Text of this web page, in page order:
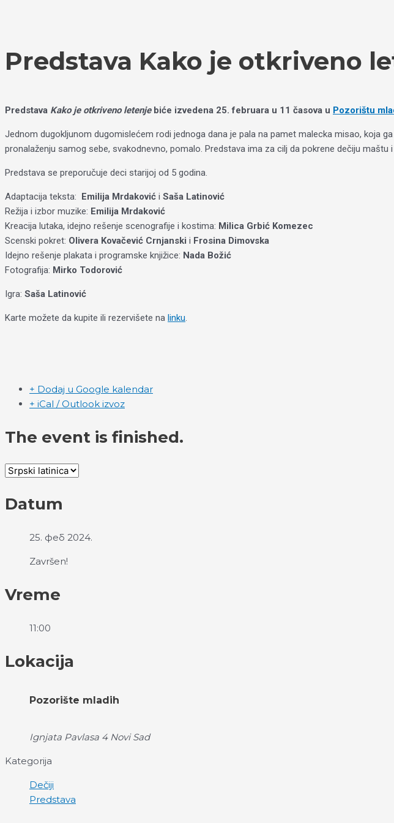
Predstava Kako je otkriveno
Predstava Kako je otkriveno letenjebiće izvedena 25. februara u 11 časova u Pozorištu
Jednom dugokljunom dugomislećem rodi jednoga dana je pala na pamet malecka misao, koja
pronalaženju samog sebe, svakodnevno, pomalo. Predstava ima za cilj da pokrene dečiju maštu
Predstava se preporučuje deci starijoj od 5 godina.
Adaptacija teksta: Emilija Mrdaković i Saša Latinović
Režija i izbor muzike: Emilija Mrdaković
Kreacija lutaka, idejno rešenje scenografije i kostima: Milica Grbić Komezec
Scenski pokret: Olivera Kovačević Crnjanski i Frosina Dimovska
Idejno rešenje plakata i programske knjižice: Nada Božić
Fotografija: Mirko Todorović
Igra: Saša Latinović
Karte možete da kupite ili rezervišete na linku.
+ Dodaj u Google kalendar
+ iCal / Outlook izvoz
The event is finished.
Datum
25. феб 2024.
Završen!
Vreme
11:00
Lokacija
Pozorište mladih
Ignjata Pavlasa 4 Novi Sad
Kategorija
Dečiji
Predstava